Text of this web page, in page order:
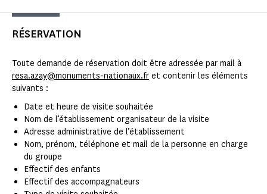
RÉSERVATION
Toute demande de réservation doit être adressée par mail à
resa.azay@monuments-nationaux.fr et contenir les éléments
suivants :
Date et heure de visite souhaitée
Nom de l’établissement organisateur de la visite
Adresse administrative de l’établissement
Nom, prénom, téléphone et mail de la personne en charge
du groupe
Effectif des enfants
Effectif des accompagnateurs